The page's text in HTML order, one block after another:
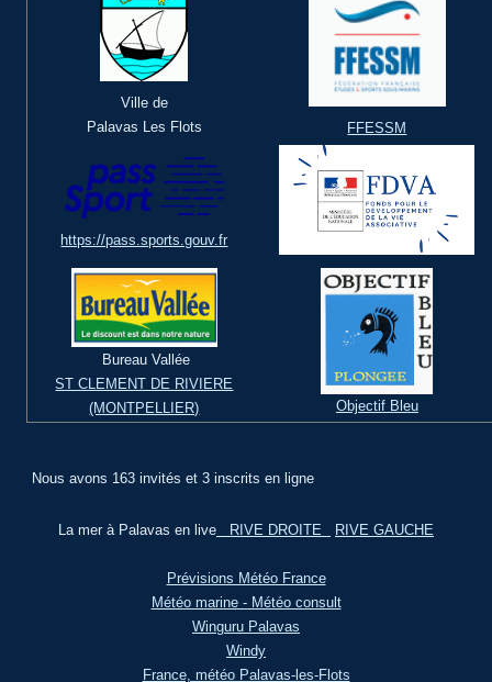
Ville de
Palavas Les Flots
FFESSM
https://pass.sports.gouv.fr
Bureau Vallée
ST CLEMENT DE RIVIERE
(MONTPELLIER)
Objectif Bleu
Nous avons 163 invités et 3 inscrits en ligne
La mer à Palavas en live RIVE DROITE RIVE GAUCHE
Prévisions Météo France
Météo marine - Météo consult
Winguru Palavas
Windy
France, météo Palavas-les-Flots